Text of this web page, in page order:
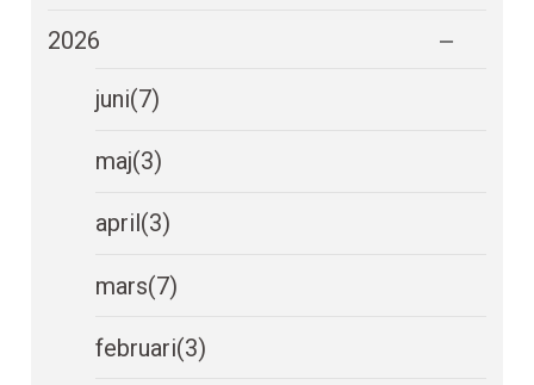
2026
juni(7)
maj(3)
april (3)
mars(7)
februari(3)